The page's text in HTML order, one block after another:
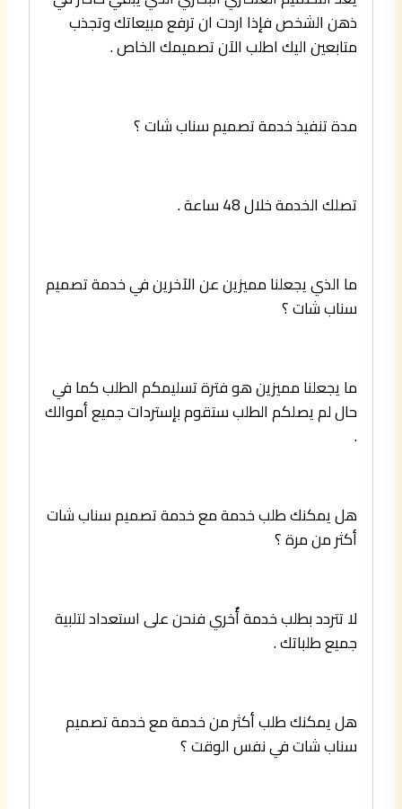
ذهن الشخص فإذا اردت ان ترفع مبيعاتك وتجذب
متابعين اليك اطلب الآن تصميمك الخاص .
مدة تنفيذ خدمة تصميم سناب شات ؟
تصلك الخدمة خلال 48 ساعة .
ما الذي يجعلنا مميزين عن الآخرين في خدمة تصميم
سناب شات ؟
ما يجعلنا مميزين هو فترة تسليمكم الطلب كما في
حال لم يصلكم الطلب ستقوم بإستردات جميع أموالك
.
هل يمكنك طلب خدمة مع خدمة تصميم سناب شات
أكثر من مرة ؟
لا تتردد بطلب خدمة أٌخري فنحن على استعداد لتلبية
جميع طلباتك .
هل يمكنك طلب أكثر من خدمة مع خدمة تصميم
سناب شات في نفس الوقت ؟